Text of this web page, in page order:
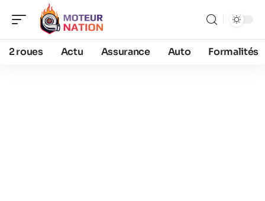
2 roues Actu Assurance Auto Formalités